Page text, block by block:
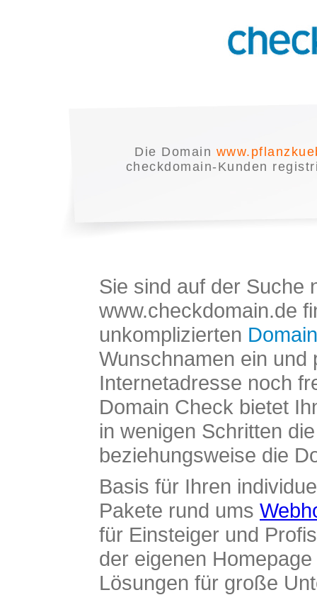
Die Domain
checkdomain-Kunden
Sie sind auf der Suche
www.checkdomain.de
unkomplizierten
Wunschnamen ein und
Internetadresse noch
Domain Check bietet
in wenigen Schritten
beziehungsweise die
Basis für Ihren
Pakete rund ums
für Einsteiger und
der eigenen
Lösungen für große